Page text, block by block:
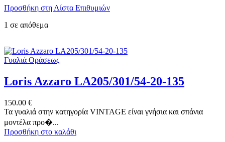
Προσθήκη στη Λίστα Επιθυμιών
1 σε απόθεμα
Γυαλιά Οράσεως
Loris Azzaro LA205/301/54-20-135
150.00 €
Τα γυαλιά στην κατηγορία VINTAGE είναι γνήσια και σπάνια
μοντέλα προ�...
Προσθήκη στο καλάθι